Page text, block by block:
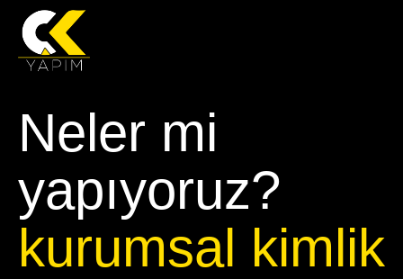
Neler mi
yapıyoruz?
kurumsal kimlik